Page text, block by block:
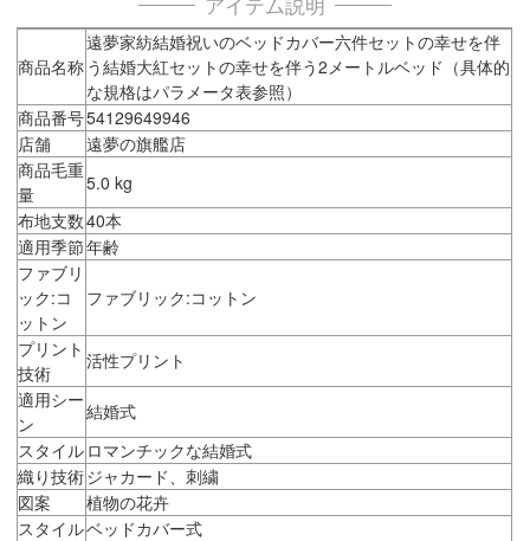
商品名称
遠夢家紡結婚祝いのベッドカバー六件セットの幸せを伴
う結婚大紅セットの幸せを伴う2メートルベッド（具体的
な規格はパラメータ表参照）
商品番号54129649946
店舗
遠夢の旗艦店
商品毛重
量
5.0 kg
布地支数40本
適用季節年齢
ファブリ
ック:コ
ットン
ファブリック:コットン
プリント
技術
活性プリント
適用シー
ン
結婚式
スタイル ロマンチックな結婚式
織り技術ジャカード、刺繍
図案
植物の花卉
スタイルベッドカバー式